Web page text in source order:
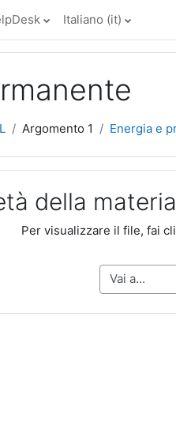
Italiano ‎(it)‎
Argomento 1 Energia e
della
Per visualizzare il file, fai
Vai a...